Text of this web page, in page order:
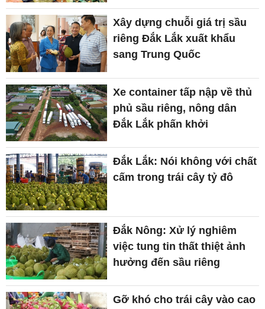
Xây dựng chuỗi giá trị sầu
riêng Đắk Lắk xuất khẩu
sang Trung Quốc
Xe container tấp nập về thủ
phủ sầu riêng, nông dân
Đắk Lắk phấn khởi
Đắk Lắk: Nói không với chất
cấm trong trái cây tỷ đô
Đắk Nông: Xử lý nghiêm
việc tung tin thất thiệt ảnh
hưởng đến sầu riêng
Gỡ khó cho trái cây vào cao